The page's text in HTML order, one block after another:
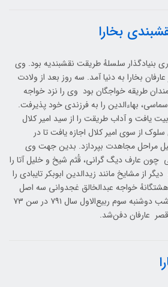
بخارا
بنیادگذار سلسلهٔ طریقت نقشبندیه بود. وی
در قصر عارفان بخارا به دنیا آمد. سه روز بعد از ولادت
طریقه خواجگان بود وی را نزد خواجه
بهاءالدین را به فرزندی خود پذیرفت.
یافت و آداب طریقت را از سید امیر کلال
از سوی امیر کلال اجازه یافت تا در
مراحل مجاهدت بپردازد. بدین جهت وی
عارف دیگ گرانی، قُثم شیخ و خلیل آتا را
از مشایخ مانند زیدالدین ابوبکر تایبادی را
خواجه عبدالخالق غجدوانی سه اصل
افزود. خواجه بهاءالدین در شب دوشنبه سوم ربیع‌الاول سال ۷۹۱ در سن ۷۳